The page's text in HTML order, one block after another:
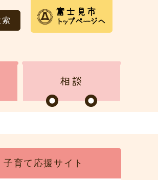
子育て応援サイト